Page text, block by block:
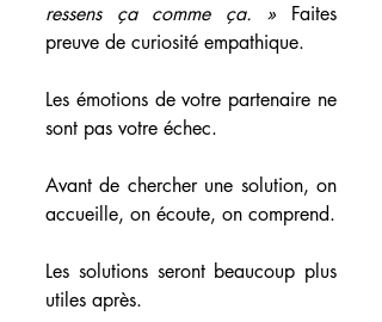
ressens ça comme ça. » Faites
preuve de curiosité empathique.
Les émotions de votre partenaire ne
sont pas votre échec.
Avant de chercher une solution, on
accueille, on écoute, on comprend.
Les solutions seront beaucoup plus
utiles après.